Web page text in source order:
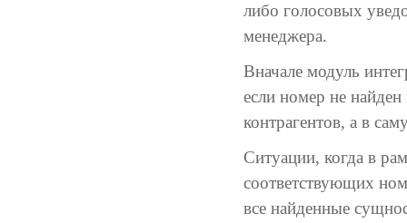
либо голосовых
менеджера.
Вначале модуль
если номер не
контрагентов, а в
Ситуации, когда в
соответствующих
все найденные